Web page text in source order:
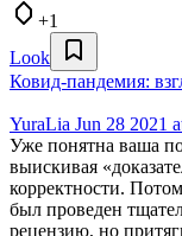
+1
Look
Ковид-пандемия:
YuraLia Jun 28 2021
Уже понятна ваша
выискивая
корректности.
был проведен
рецензию, но